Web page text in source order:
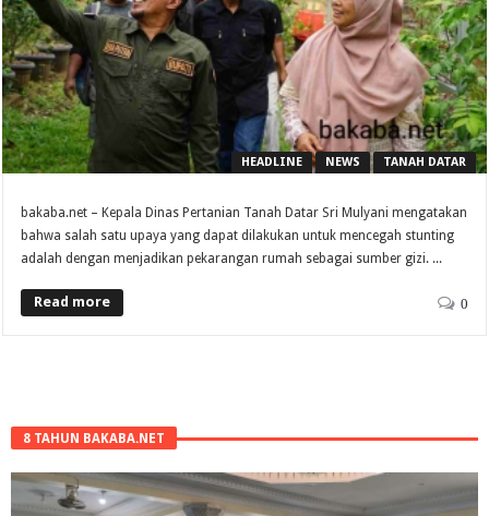
HEADLINE NEWS TANAH DATAR
bakaba.net – Kepala Dinas Pertanian Tanah Datar Sri Mulyani mengatakan
bahwa salah satu upaya yang dapat dilakukan untuk mencegah stunting
adalah dengan menjadikan pekarangan rumah sebagai sumber gizi. ...
Read more 0
8 TAHUN BAKABA.NET